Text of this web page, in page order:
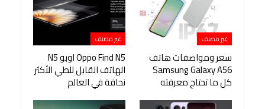
غير مصنف
سعر ومواصفات هاتف
Samsung Galaxy A56
كل ما تحتاج معرفته
غير مصنف
Oppo Find N5 اوبو N5
الهاتف القابل للطي الأكثر
نحافة في العالم